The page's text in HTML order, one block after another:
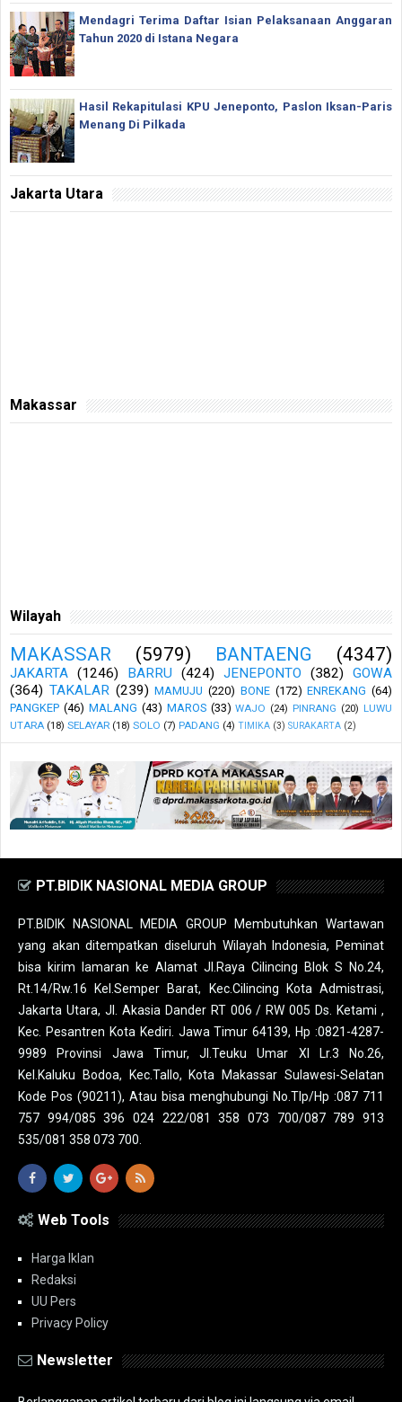
Mendagri Terima Daftar Isian Pelaksanaan Anggaran
Tahun 2020 di Istana Negara
Hasil Rekapitulasi KPU Jeneponto, Paslon Iksan-Paris
Menang Di Pilkada
Jakarta Utara
Makassar
Wilayah
MAKASSAR (5979) BANTAENG (4347)
JAKARTA (1246) BARRU (424) JENEPONTO (382)
GOWA
(364) TAKALAR (239) MAMUJU (220) BONE (172) ENREKANG (64)
PANGKEP (46) MALANG (43) MAROS (33) WAJO (24) PINRANG (20) LUWU
UTARA (18) SELAYAR (18) SOLO (7) PADANG (4) TIMIKA (3) SURAKARTA (2)
PT.BIDIK NASIONAL MEDIA GROUP
PT.BIDIK NASIONAL MEDIA GROUP Membutuhkan Wartawan
yang akan ditempatkan diseluruh Wilayah Indonesia, Peminat
bisa kirim lamaran ke Alamat Jl.Raya Cilincing Blok S No.24,
Rt.14/Rw.16 Kel.Semper Barat, Kec.Cilincing Kota Admistrasi,
Jakarta Utara, Jl. Akasia Dander RT 006 / RW 005 Ds. Ketami ,
Kec. Pesantren Kota Kediri. Jawa Timur 64139, Hp :0821-4287-
9989 Provinsi Jawa Timur, Jl.Teuku Umar XI Lr.3 No.26,
Kel.Kaluku Bodoa, Kec.Tallo, Kota Makassar Sulawesi-Selatan
Kode Pos (90211), Atau bisa menghubungi No.Tlp/Hp :087 711
757 994/085 396 024 222/081 358 073 700/087 789 913
535/081 358 073 700.
Web Tools
Harga Iklan
Redaksi
UU Pers
Privacy Policy
Newsletter